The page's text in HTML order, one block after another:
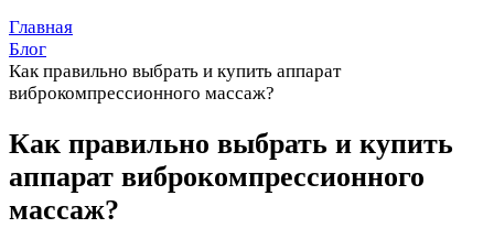
Главная
Блог
Как правильно выбрать и купить аппарат
виброкомпрессионного массаж?
Как правильно выбрать и купить
аппарат виброкомпрессионного
массаж?